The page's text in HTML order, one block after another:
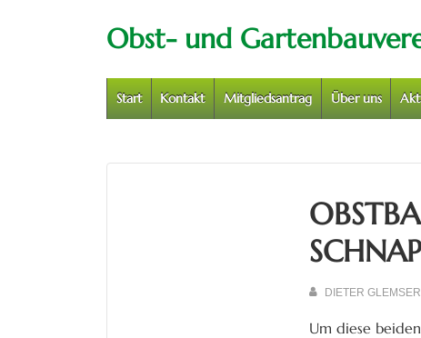
Obst- und
Hauptnavigation
Start Kontakt Mitgliedsantrag Über uns
DIETER GLEMSER
Um diese